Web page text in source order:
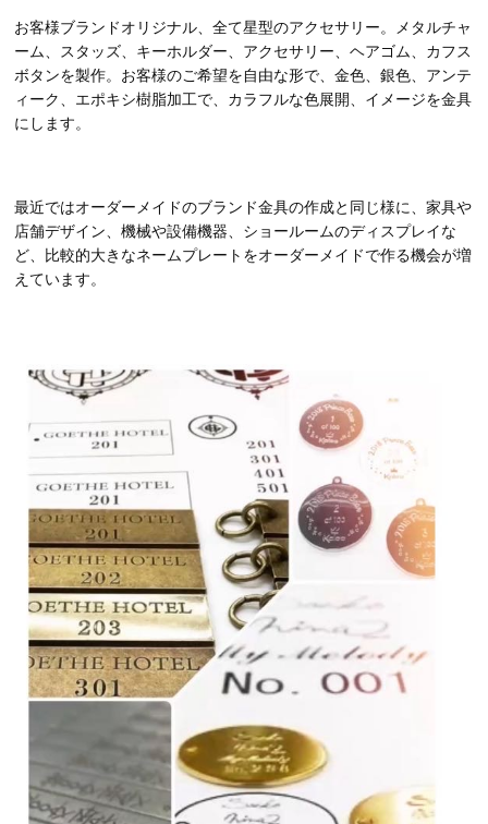
お客様ブランドオリジナル、全て星型のアクセサリー。メタルチャ
ーム、スタッズ、キーホルダー、アクセサリー、ヘアゴム、カフス
ボタンを製作。お客様のご希望を自由な形で、金色、銀色、アンテ
ィーク、エポキシ樹脂加工で、カラフルな色展開、イメージを金具
にします。
最近ではオーダーメイドのブランド金具の作成と同じ様に、家具や
店舗デザイン、機械や設備機器、ショールームのディスプレイな
ど、比較的大きなネームプレートをオーダーメイドで作る機会が増
えています。